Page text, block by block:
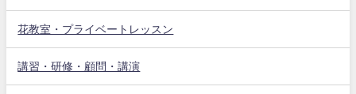
花教室・プライベートレッスン
講習・研修・顧問・講演